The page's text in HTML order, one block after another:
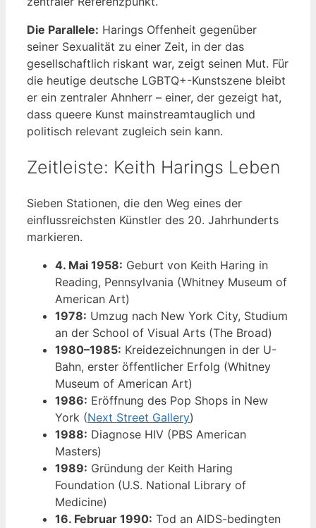
Die Parallele: Harings Offenheit gegenüber
seiner Sexualität zu einer Zeit, in der das
gesellschaftlich riskant war, zeigt seinen Mut. Für
die heutige deutsche LGBTQ+-Kunstszene bleibt
er ein zentraler Ahnherr – einer, der gezeigt hat,
dass queere Kunst mainstreamtauglich und
politisch relevant zugleich sein kann.
Zeitleiste: Keith Harings Leben
Sieben Stationen, die den Weg eines der
einflussreichsten Künstler des 20. Jahrhunderts
markieren.
4. Mai 1958: Geburt von Keith Haring in
Reading, Pennsylvania (Whitney Museum of
American Art)
1978: Umzug nach New York City, Studium
an der School of Visual Arts (The Broad)
1980–1985: Kreidezeichnungen in der U-
Bahn, erster öffentlicher Erfolg (Whitney
Museum of American Art)
1986: Eröffnung des Pop Shops in New
York (Next Street Gallery)
1988: Diagnose HIV (PBS American
Masters)
1989: Gründung der Keith Haring
Foundation (U.S. National Library of
Medicine)
16. Februar 1990: Tod an AIDS-bedingten